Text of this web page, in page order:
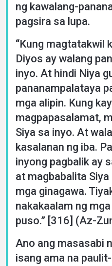
ng kawalang-
pagsira sa lupa.
“Kung magtatakwil
Diyos ay walang
inyo. At hindi Niya
pananampalataya
mga alipin. Kung
magpapasalamat,
Siya sa inyo. At
kasalanan ng iba.
inyong pagbalik ay
at magbabalita
mga ginagawa.
nakakaalam ng
puso.” [316] (Az-
Ano ang masasabi
isang ama na